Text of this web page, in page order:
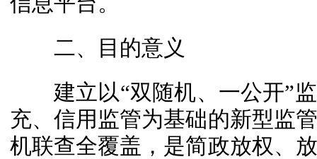
二、目的意义
建立以“双随机、一公开”监
充、信用监管为基础的新型监
机联查全覆盖，是简政放权、